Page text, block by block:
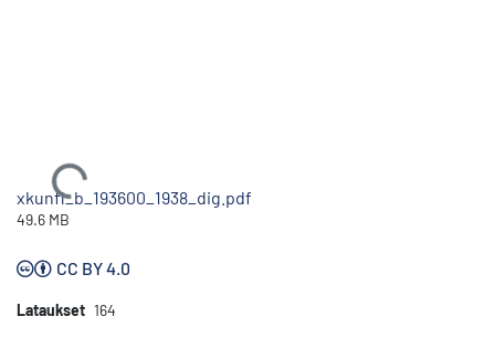
Ladataan...
xkunfi_b_193600_1938_dig.pdf
49.6 MB
CC BY 4.0
Lataukset 164